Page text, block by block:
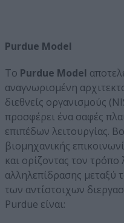
Purdue Model
Το Purdue Model
αναγνωρισμένη
διεθνείς οργανισμούς
προσφέρει ένα σαφές
επιπέδων λειτουργίας.
βιομηχανικής
και ορίζοντας τον τρόπο
αλληλεπίδρασης μεταξύ
των αντίστοιχων
Purdue είναι: